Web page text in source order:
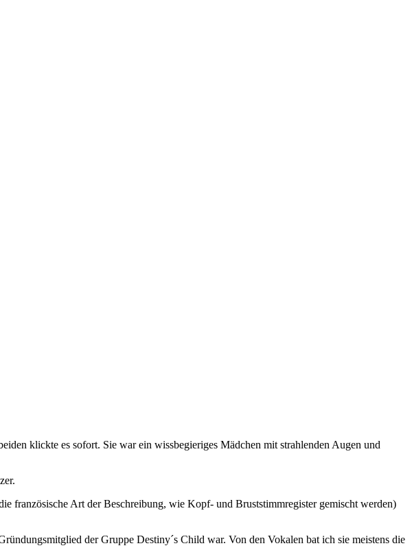
klickte es sofort. Sie war ein wissbegieriges Mädchen mit strahlenden Augen und
französische Art der Beschreibung, wie Kopf- und Bruststimmregister gemischt werden)
der Gruppe Destiny´s Child war. Von den Vokalen bat ich sie meistens die